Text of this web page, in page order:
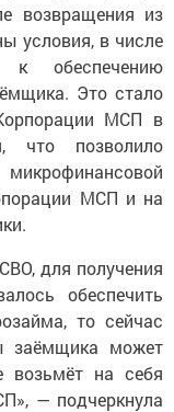
возвращения из
условия, в числе
к обеспечению
Это стало
МСП в
что позволило
микрофинансовой
МСП и на
для получения
обеспечить
то сейчас
заёмщика может
возьмёт на себя
— подчеркнула